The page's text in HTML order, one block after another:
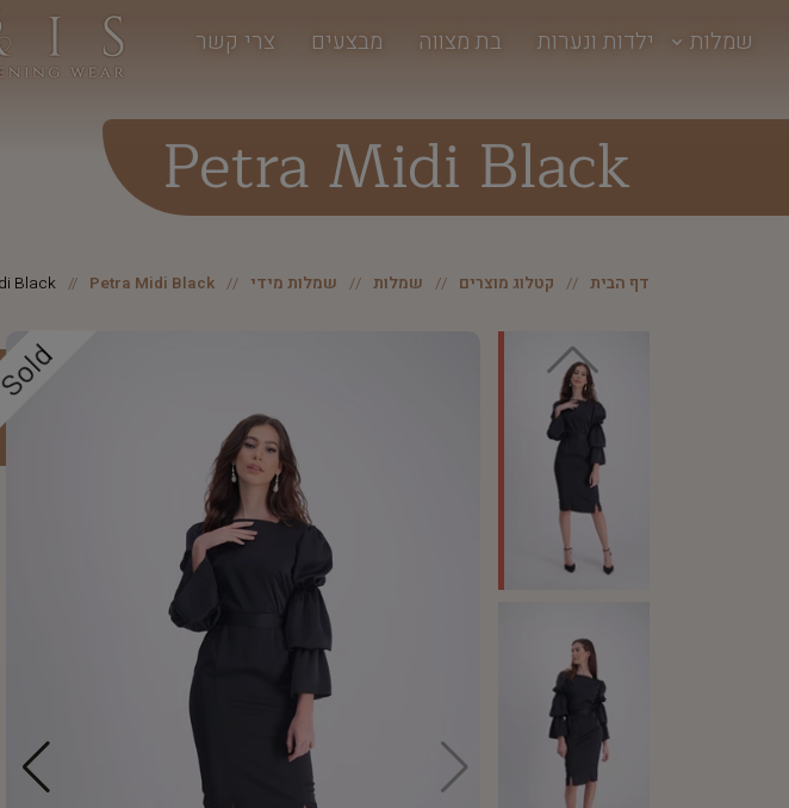
שמלות ילדות ונערות בת מצווה מבצעים צרי קשר
Petra Midi Black
דף הבית קטלוג מוצרים שמלות שמלות מידי Petra Midi Black
Black